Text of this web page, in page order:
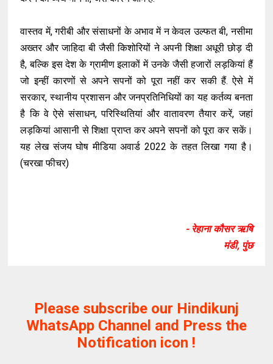
वास्तव में, गरीबी और संसाधनों के अभाव में न केवल उल्फत बी, नसीमा
अख्तर और जाहिदा बी जैसी किशोरियों ने अपनी शिक्षा अधूरी छोड़ दी
है, बल्कि इस देश के ग्रामीण इलाकों में उनके जैसी हजारों लड़कियां हैं
जो इन्हीं कारणों से अपने सपनों को पूरा नहीं कर सकी हैं. ऐसे में
सरकार, स्थानीय प्रशासन और जनप्रतिनिधियों का यह कर्तव्य बनता
है कि वे ऐसे संसाधन, परिस्थितियां और वातावरण तैयार करें, जहां
लड़कियां आसानी से शिक्षा प्राप्त कर अपने सपनों को पूरा कर सकें।
यह लेख संजय घोष मीडिया अवार्ड 2022 के तहत लिखा गया है।
(चरखा फीचर)
- रेहाना कौसर ऋषि
मंडी, पुंछ
Please subscribe our Hindikunj
WhatsApp Channel and Press the
Notification icon !